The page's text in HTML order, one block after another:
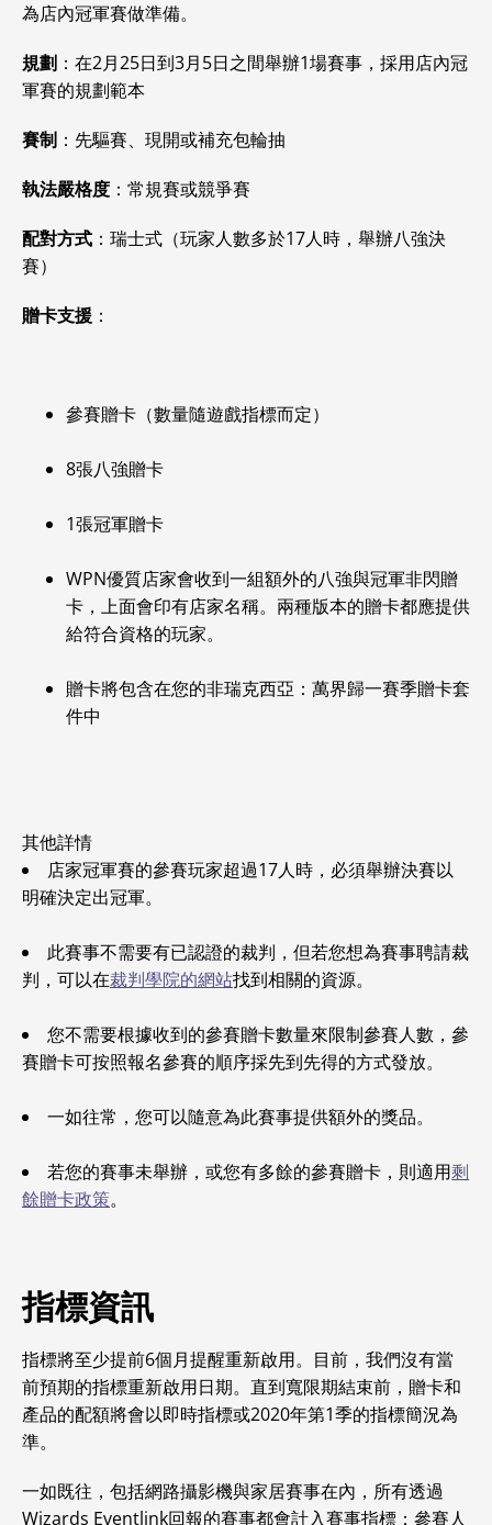
為店內冠軍賽做準備。
規劃 ：在2月25日到3月5日之間舉辦1場賽事，採用店內冠
軍賽的規劃範本
賽制 ：先驅賽、現開或補充包輪抽
執法嚴格度 ：常規賽或競爭賽
配對方式 ：瑞士式（玩家人數多於17人時，舉辦八強決
賽）
贈卡支援 ：
參賽贈卡（數量隨遊戲指標而定）
8張八強贈卡
1張冠軍贈卡
WPN優質店家會收到一組額外的八強與冠軍非閃贈
卡，上面會印有店家名稱。兩種版本的贈卡都應提供
給符合資格的玩家。
贈卡將包含在您的非瑞克西亞：萬界歸一賽季贈卡套
件中
其他詳情
店家冠軍賽的參賽玩家超過17人時，必須舉辦決賽以
明確決定出冠軍。
此賽事不需要有已認證的裁判，但若您想為賽事聘請裁
判，可以在裁判學院的網站找到相關的資源。
您不需要根據收到的參賽贈卡數量來限制參賽人數，參
賽贈卡可按照報名參賽的順序採先到先得的方式發放。
一如往常，您可以隨意為此賽事提供額外的獎品。
若您的賽事未舉辦，或您有多餘的參賽贈卡，則適用剩
餘贈卡政策。
指標資訊
指標將至少提前6個月提醒重新啟用。目前，我們沒有當
前預期的指標重新啟用日期。直到寬限期結束前，贈卡和
產品的配額將會以即時指標或2020年第1季的指標簡況為
準。
一如既往，包括網路攝影機與家居賽事在內，所有透過
Wizards Eventlink回報的賽事都會計入賽事指標：參賽人